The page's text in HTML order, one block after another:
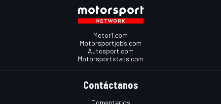
Motor1.com
Motorsportjobs.com
Autosport.com
Motorsportstats.com
Contáctanos
Comentarios